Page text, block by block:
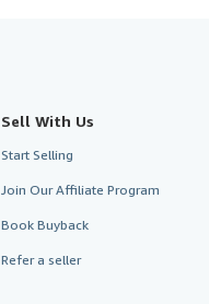
Sell With Us
Start Selling
Join Our Affiliate Program
Book Buyback
Refer a seller